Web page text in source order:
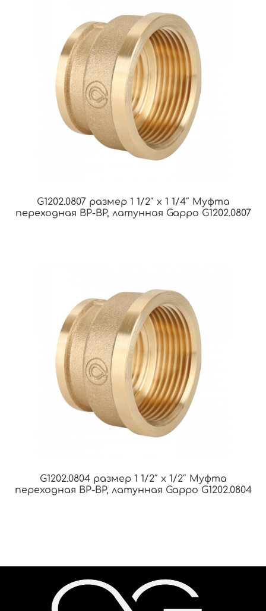
G1202.0807 размер 1 1/2″ х 1 1/4″ Муфта
переходная ВР-ВР, латунная Gappo G1202.0807
G1202.0804 размер 1 1/2″ х 1/2″ Муфта
переходная ВР-ВР, латунная Gappo G1202.0804